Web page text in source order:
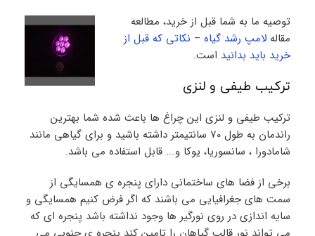
توصیه ما به شما قبل از خرید، مطالعه
مقاله لامپ رشد گیاه – نکاتی که قبل از
خرید باید بدانید است.
ترکیب طیفی و لنزی
ترکیب طیفی و لنزی این چراغ ها باعث شده شما بهترین
راندمان به طول 70 سانتیمتر داشته باشید و برای گیاهی مانند
شامادورا ، سانسوریا، یوکا و…. قابل استفاده می باشد.
برخی از فضا های ساختمانی دارای پنجره ی همسایگی از
سمت های جغرافیایی می باشند که اگر فرض کنیم همسایگی و
سایه اندازی در روی نورگیر ها وجود نداشته باشد پنجره ای که